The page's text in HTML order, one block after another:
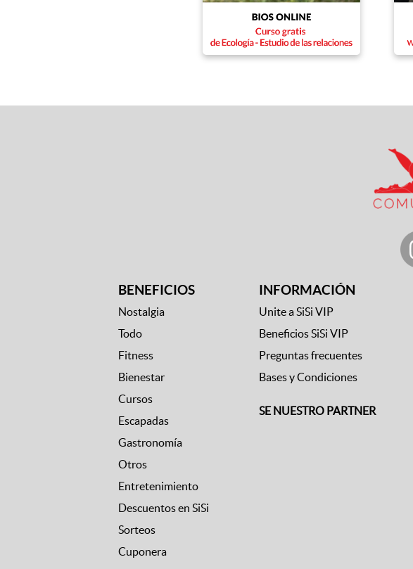
BENEFICIOS
Nostalgia
Todo
Fitness
Bienestar
Cursos
Escapadas
Gastronomía
Otros
Entretenimiento
Descuentos en SiSi
Sorteos
Cuponera
INFORMACIÓN
Unite a SiSi VIP
Beneficios SiSi VIP
Preguntas frecuentes
Bases y Condiciones
SE NUESTRO PARTNER